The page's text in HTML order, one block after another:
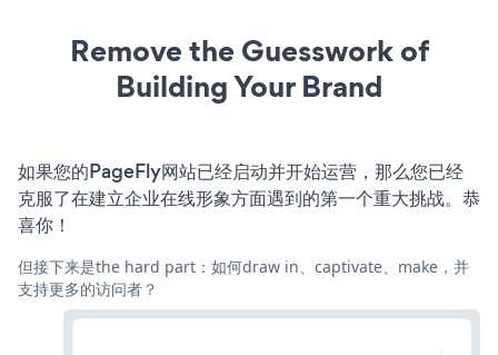
Remove the Guesswork of
Building Your Brand
如果您的PageFly网站已经启动并开始运营，那么您已经
克服了在建立企业在线形象方面遇到的第一个重大挑战。恭
喜你！
但接下来是the hard part：如何draw in、captivate、make，并
支持更多的访问者？